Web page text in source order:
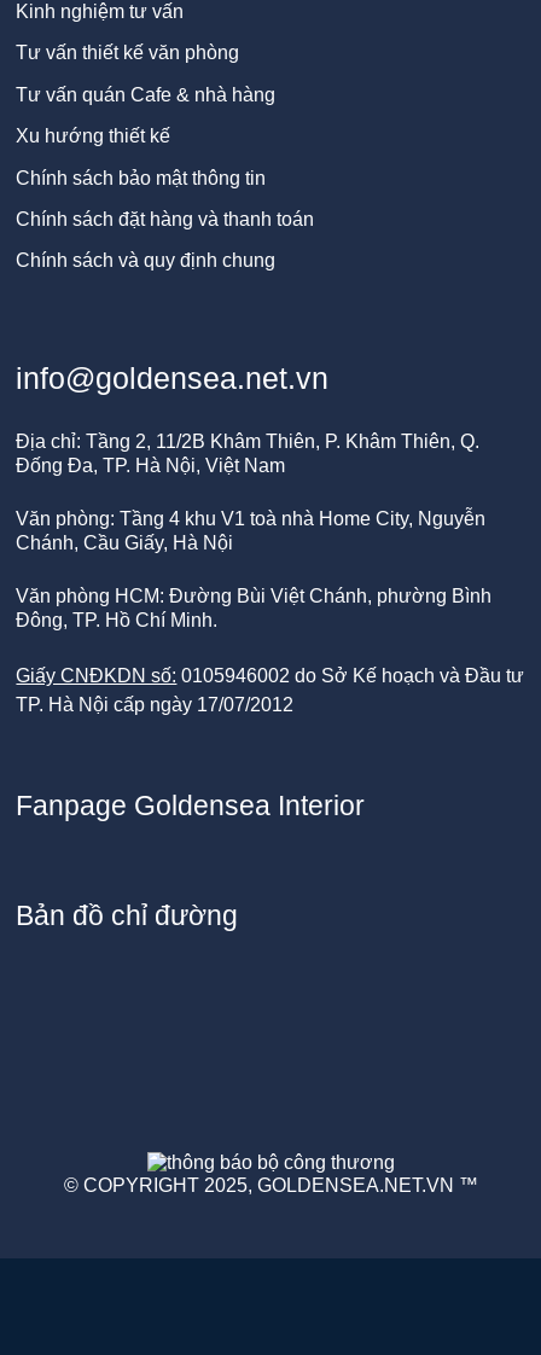
Kinh nghiệm tư vấn
Tư vấn thiết kế văn phòng
Tư vấn quán Cafe & nhà hàng
Xu hướng thiết kế
Chính sách bảo mật thông tin
Chính sách đặt hàng và thanh toán
Chính sách và quy định chung
info@goldensea.net.vn
Địa chỉ: Tầng 2, 11/2B Khâm Thiên, P. Khâm Thiên, Q.
Đống Đa, TP. Hà Nội, Việt Nam
Văn phòng: Tầng 4 khu V1 toà nhà Home City, Nguyễn
Chánh, Cầu Giấy, Hà Nội
Văn phòng HCM: Đường Bùi Việt Chánh, phường Bình
Đông, TP. Hồ Chí Minh.
Giấy CNĐKDN số: 0105946002 do Sở Kế hoạch và Đầu tư
TP. Hà Nội cấp ngày 17/07/2012
Fanpage Goldensea Interior
Bản đồ chỉ đường
© COPYRIGHT 2025, GOLDENSEA.NET.VN ™